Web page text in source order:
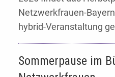
Netzwerkfrauen-
hybrid-Veranstaltung
Sommerpause im